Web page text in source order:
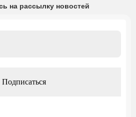
на рассылку новостей